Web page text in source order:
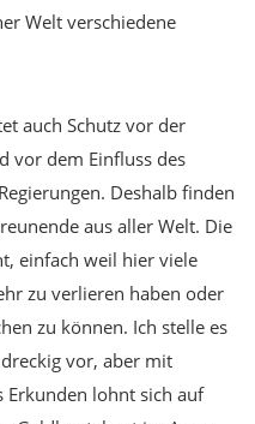
Welt verschiedene
auch Schutz vor der
vor dem Einfluss des
Deshalb finden
aus aller Welt. Die
einfach weil hier viele
zu verlieren haben oder
zu können. Ich stelle es
vor, aber mit
Erkunden lohnt sich auf